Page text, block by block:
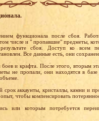
функционала после сбоя.
числе и " пропавшие" предметы,
сбоя. Доступ ко всем
Все данные есть, они
и крафта. После этого, вторым
не пропали, они находятся в
аккаунты, кристаллы, камни и
чтобы компенсировать
или которым потребуется